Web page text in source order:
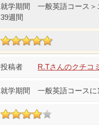
一般英語コース
39週間
R.Tさんのクチコ
一般英語コースに